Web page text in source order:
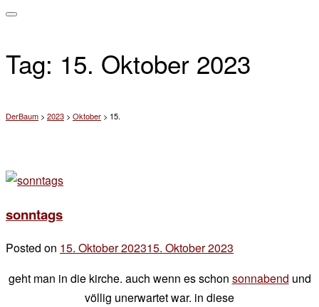
Tag: 15. Oktober 2023
DerBaum > 2023 > Oktober > 15.
sonntags
Posted on 15. Oktober 202315. Oktober 2023
chef
geht man in die kirche. auch wenn es schon sonnabend und
völlig unerwartet war. in diese